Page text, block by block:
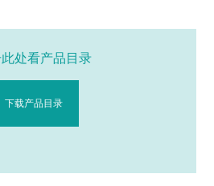
此处看产品目录
下载产品目录